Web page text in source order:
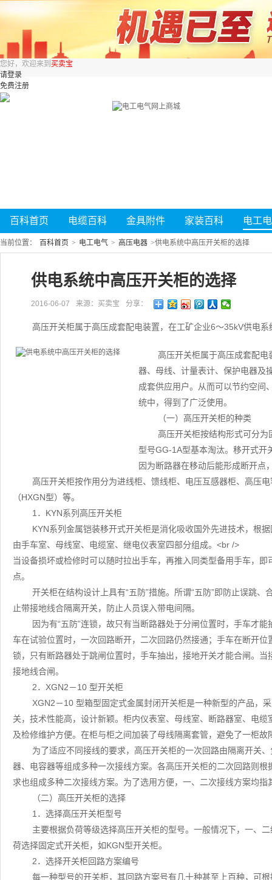
您好，欢迎来到 买卖宝
请登录
免费注册
百科首页 电缆百科 金具附件 家装百科 电工
当前位置： 百科首页 > 电工电气 > 高压电器 >供电系统中高压开关柜的选择
供电系统中高压开关柜的选择
2016-06-07 来源：买卖宝 分享：
高压开关柜属于高压成套配电装置，在工矿企业6～35kV供电
高压开关柜属于高压成套配
器、母线、计量表计、保护电器及
成套供应用户。从而可以节约空间
统中，得到了广泛使用。
（一）高压开关柜的种类
高压开关柜按结构形式可分
型号GG-1A型基本淘汰。移开式开
因为断路器在移动后能形成断开点
高压开关柜按作用分为进线柜、馈线柜、电压互感器柜、高压
（HXGN型）等。
1．KYN系列高压开关柜
KYN系列金属铠装移开式开关柜是消化吸收国外先进技术，根
由手车室、母线室、电缆室、继电仪表室四部分组成。<br />
当设备损坏或检修时可以随时拉出手车，再推入同类型备用手车，
点。
开关柜在结构设计上具有“五防”措施。所谓“五防”即防止误跳
止带接地线合隔离开关，防止人员误入带电间隔。
因为有“五防”连锁，故只有当断路器处于分闸位置时，手车才
车在试验位置时，一次回路断开，二次回路仍然接通；手车在断开
锁，只有断路器处于跳闸位置时，手车抽出，接地开关才能合闸。
接地线合闸。
2．XGN2－10 型开关柜
XGN2－10 型箱型固定式金属封闭开关柜是一种新型的产品，
关，技术性能高，设计新颖。柜内仪表室、母线室、断路器室、电
及检修维护方便。在柜与柜之间加装了母线隔离套管，避免了一柜故
为了适应不同接线的要求，高压开关柜的一次回路由隔离开关
器、电容器等组成多种一次接线方案。各高压开关柜的二次回路则
求也组成多种二次接线方案。为了选用方便，一、二次接线方案均指
（二）高压开关柜的选择
1．选择高压开关柜型号
主要根据负荷等级选择高压开关柜的型号。一般情况下，一、
荷选择固定式开关柜，如KGN型开关柜。
2．选择开关柜回路方案编号
每一种型号的开关柜，其回路方案号有几十种甚至上百种，可